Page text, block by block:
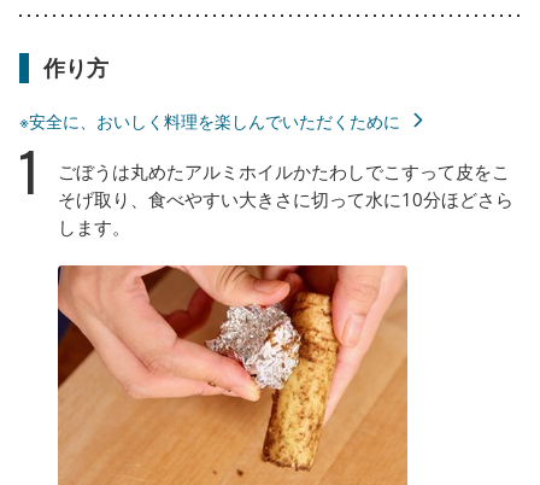
作り方
※安全に、おいしく料理を楽しんでいただくために
1
ごぼうは丸めたアルミホイルかたわしでこすって皮をこ
そげ取り、食べやすい大きさに切って水に10分ほどさら
します。